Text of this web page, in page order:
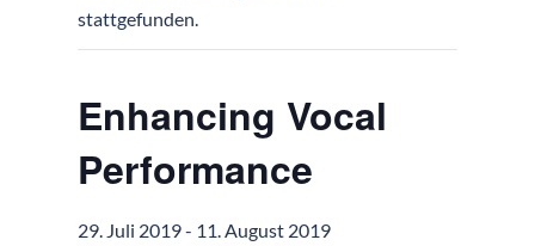
stattgefunden.
Enhancing Vocal
Performance
29. Juli 2019- 11. August 2019